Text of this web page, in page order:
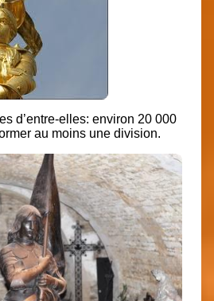
d’entre-elles: environ 20 000
au moins une division.